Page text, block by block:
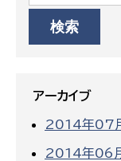
アーカイブ
2014年07
2014年06